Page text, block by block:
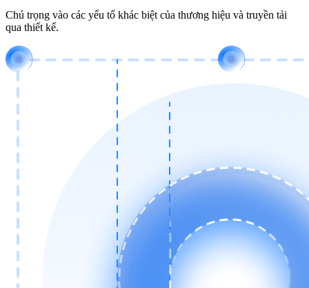
Chú trọng vào các yếu tố khác biệt của thương hiệu và truyền tải
qua thiết kế.